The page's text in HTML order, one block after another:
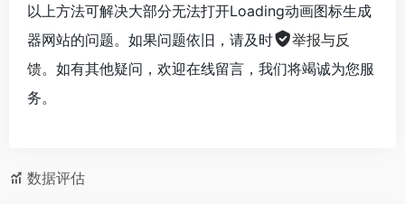
以上方法可解决大部分无法打开Loading动画图标生成
器网站的问题。如果问题依旧，请及时
举报与反
馈。如有其他疑问，欢迎在线留言，我们将竭诚为您服
务。
数据评估